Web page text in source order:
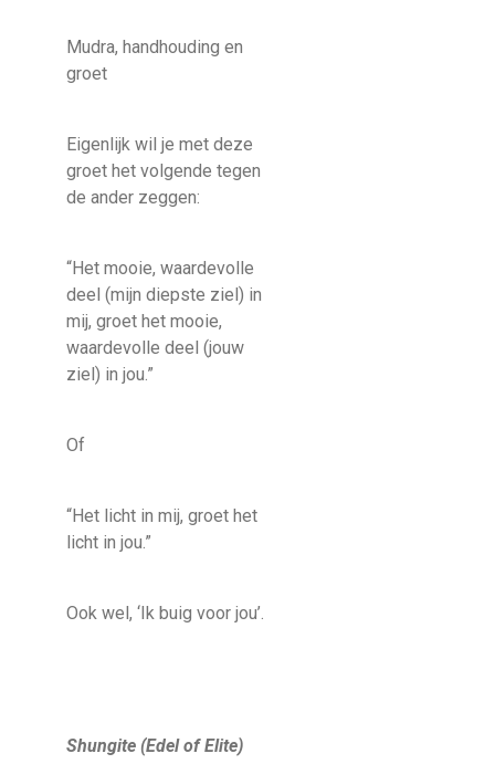
Mudra, handhouding en
groet
Eigenlijk wil je met deze
groet het volgende tegen
de ander zeggen:
“Het mooie, waardevolle
deel (mijn diepste ziel) in
mij, groet het mooie,
waardevolle deel (jouw
ziel) in jou.”
Of
“Het licht in mij, groet het
licht in jou.”
Ook wel, ‘Ik buig voor jou’.
Shungite (Edel of Elite)